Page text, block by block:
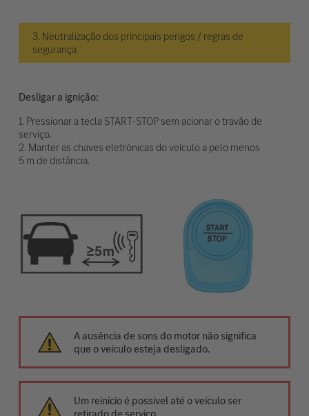
3. Neutralização dos principais perigos / regras de
segurança
Desligar a ignição:
1. Pressionar a tecla START-STOP sem acionar o travão de
serviço.
2. Manter as chaves eletrónicas do veículo a pelo menos
5 m de distância.
A ausência de sons do motor não significa
que o veículo esteja desligado.
Um reinício é possível até o veículo ser